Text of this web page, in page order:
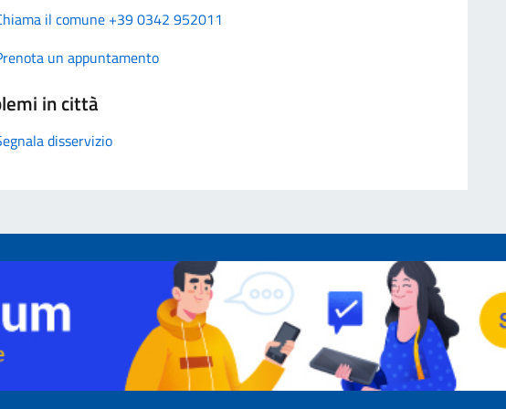
il comune +39 0342 952011
un appuntamento
in città
disservizio